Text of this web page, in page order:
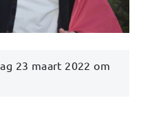
23 maart 2022 om